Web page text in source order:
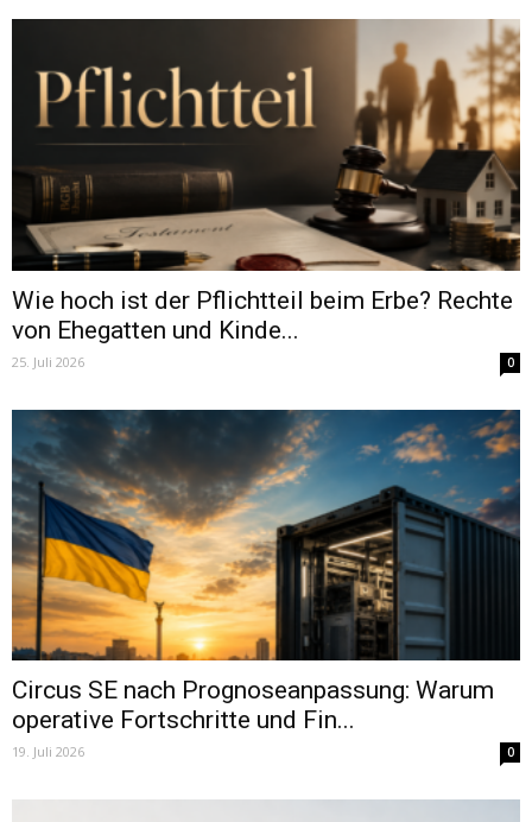
Wie hoch ist der Pflichtteil beim Erbe? Rechte
von Ehegatten und Kinde...
25. Juli 2026 0
Circus SE nach Prognoseanpassung: Warum
operative Fortschritte und Fin...
19. Juli 2026 0